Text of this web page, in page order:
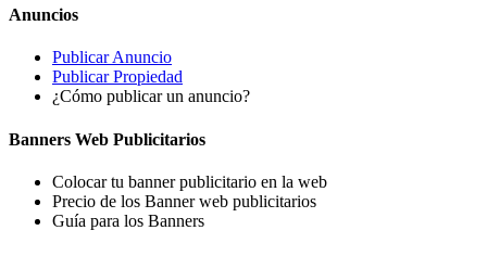
Anuncios
Publicar Anuncio
Publicar Propiedad
¿Cómo publicar un anuncio?
Banners Web Publicitarios
Colocar tu banner publicitario en la web
Precio de los Banner web publicitarios
Guía para los Banners